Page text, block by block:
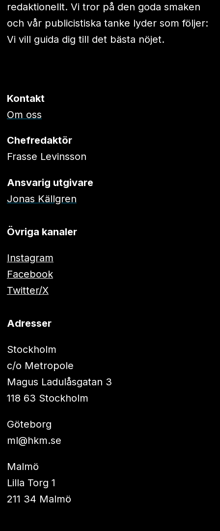
redaktionellt. Vi tror på den goda smaken
och vår publicistiska tanke lyder som följer:
Vi vill guida dig till det bästa nöjet.
Kontakt
Om oss
Chefredaktör
Frasse Levinsson
Ansvarig utgivare
Jonas Källgren
Övriga kanaler
Instagram
Facebook
Twitter/X
Adresser
Stockholm
c/o Metropole
Magus Ladulåsgatan 3
118 63 Stockholm
Göteborg
ml@hkm.se
Malmö
Lilla Torg 1
211 34 Malmö